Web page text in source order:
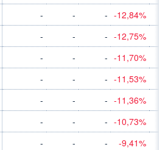
- - - -12,84%
- - - -12,75%
- - - -11,70%
- - - -11,53%
- - - -11,36%
- - - -10,73%
- - -
-9,41%